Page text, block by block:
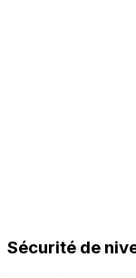
Sécurité de